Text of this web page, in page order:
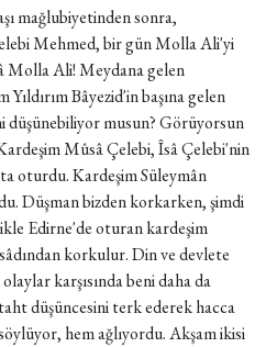
mağlubiyetinden sonra,
Mehmed, bir gün Molla Ali'yi
Molla Ali! Meydana gelen
Yıldırım Bâyezid'in başına gelen
düşünebiliyor musun? Görüyorsun
Mûsâ Çelebi, Îsâ Çelebi'nin
oturdu. Kardeşim Süleymân
Düşman bizden korkarken, şimdi
Edirne'de oturan kardeşim
korkulur. Din ve devlete
karşısında beni daha da
düşüncesini terk ederek hacca
hem ağlıyordu. Akşam ikisi